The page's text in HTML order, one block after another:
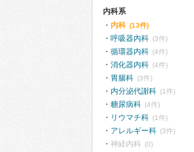
内科系
内科 (13件)
呼吸器内科 (3件)
循環器内科 (4件)
消化器内科 (4件)
胃腸科 (3件)
内分泌代謝科 (1件)
糖尿病科 (4件)
リウマチ科 (1件)
アレルギー科 (3件)
神経内科 (0)